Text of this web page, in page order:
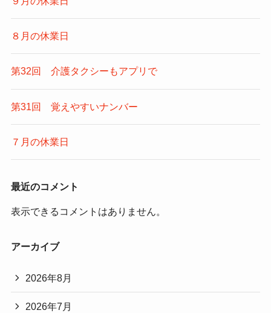
８月の休業日
第32回 介護タクシーもアプリで
第31回 覚えやすいナンバー
７月の休業日
最近のコメント
表示できるコメントはありません。
アーカイブ
2026年8月
2026年7月